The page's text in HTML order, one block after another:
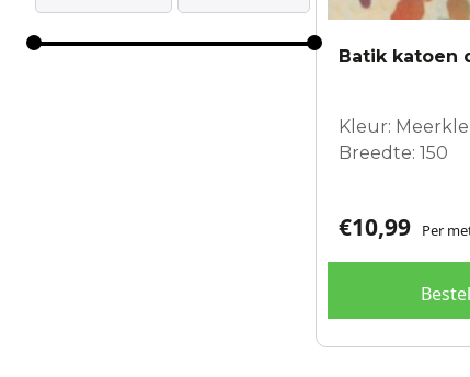
Batik katoen
Kleur:
Breedte: 150
€10,99 Per